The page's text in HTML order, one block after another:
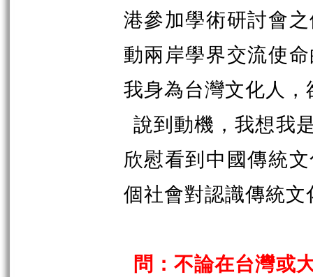
港參加學術研討會
動兩岸學界交流使
我身為台灣文化人
說到動機，我想我
欣慰看到中國傳統
個社會對認識傳統
問：不論在台灣或